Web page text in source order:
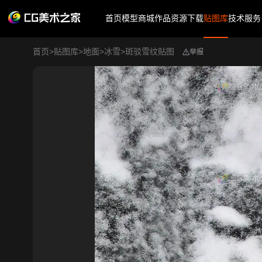
首页模型商城作品资源下载贴图库技术服务
首页>贴图库>地面>冰雪>斑驳雪纹贴图 举报